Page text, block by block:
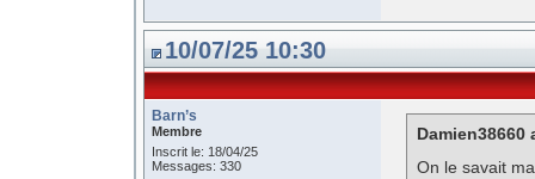
10/07/25 10:30
Barn’s
Membre
Inscrit le: 18/04/25
Messages: 330
Damien38660
On le savait